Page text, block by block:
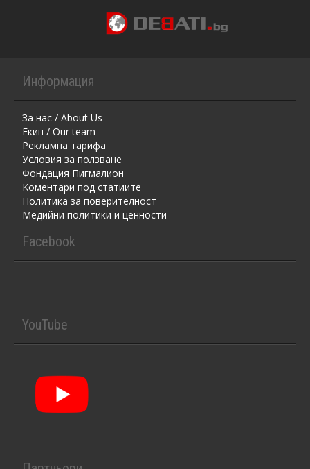
Информация
За нас / About Us
Екип / Our team
Рекламна тарифа
Условия за ползване
Фондация Пигмалион
Kоментaри под статиите
Политика за поверителност
Медийни политики и ценности
Facebook
YouTube